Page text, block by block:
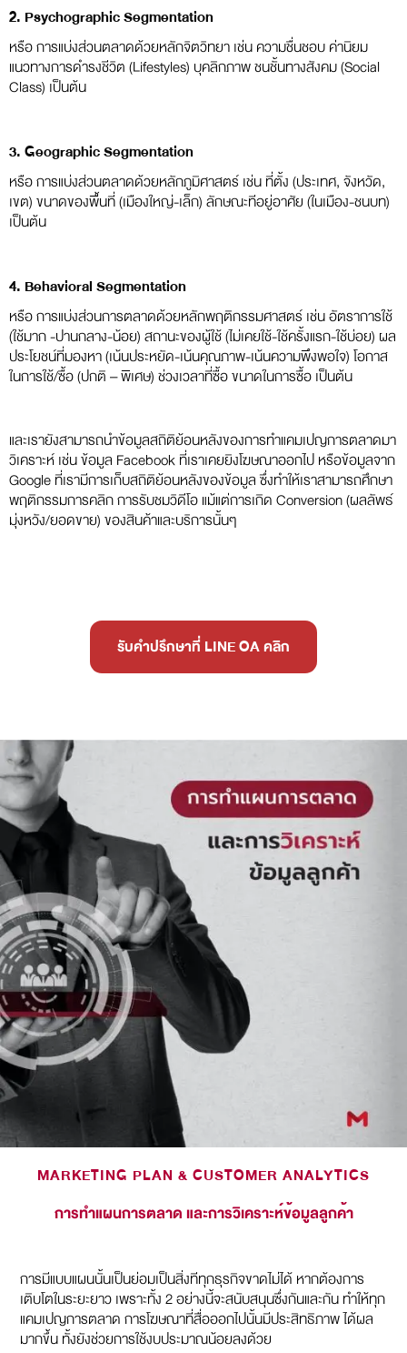
2. Psychographic Segmentation
หรือ การแบ่งส่วนตลาดด้วยหลักจิตวิทยา เช่น ความชื่นชอบ ค่านิยม
แนวทางการดำรงชีวิต (Lifestyles) บุคลิกภาพ ชนชั้นทางสังคม (Social
Class) เป็นต้น
3. Geographic Segmentation
หรือ การแบ่งส่วนตลาดด้วยหลักภูมิศาสตร์ เช่น ที่ตั้ง (ประเทศ, จังหวัด,
เขต) ขนาดของพื้นที่ (เมืองใหญ่-เล็ก) ลักษณะทีอยู่อาศัย (ในเมือง-ชนบท)
เป็นต้น
4. Behavioral Segmentation
หรือ การแบ่งส่วนการตลาดด้วยหลักพฤติกรรมศาสตร์ เช่น อัตราการใช้
(ใช้มาก -ปานกลาง-น้อย) สถานะของผู้ใช้ (ไม่เคยใช้-ใช้ครั้งแรก-ใช้บ่อย) ผล
ประโยชน์ที่มองหา (เน้นประหยัด-เน้นคุณภาพ-เน้นความพึงพอใจ) โอกาส
ในการใช้/ซื้อ (ปกติ – พิเศษ) ช่วงเวลาที่ซื้อ ขนาดในการซื้อ เป็นต้น
และเรายังสามารถนำข้อมูลสถิติย้อนหลังของการทำแคมเปญการตลาดมา
วิเคราะห์ เช่น ข้อมูล Facebook ที่เราเคยยิงโฆษณาออกไป หรือข้อมูลจาก
Google ที่เรามีการเก็บสถิติย้อนหลังของข้อมูล ซึ่งทำให้เราสามารถศึกษา
พฤติกรรมการคลิก การรับชมวิดีโอ แม้แต่การเกิด Conversion (ผลลัพธ์
มุ่งหวัง/ยอดขาย) ของสินค้าและบริการนั้นๆ
รับคำปรึกษาที่ LINE OA คลิก
MARKETING PLAN & CUSTOMER ANALYTICS
การทำแผนการตลาด และการวิเคราะห์ข้อมูลลูกค้า
การมีแบบแผนนั้นเป็นย่อมเป็นสิ่งทีทุกธุรกิจขาดไม่ได้ หากต้องการ
เติบโตในระยะยาว เพราะทั้ง 2 อย่างนี้จะสนับสนุนซึ่งกันและกัน ทำให้ทุก
แคมเปญการตลาด การโฆษณาที่สื่อออกไปนั้นมีประสิทธิภาพ ได้ผล
มากขึ้น ทั้งยังช่วยการใช้งบประมาณน้อยลงด้วย